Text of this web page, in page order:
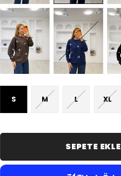
S M L XL
SEPETE EKLE